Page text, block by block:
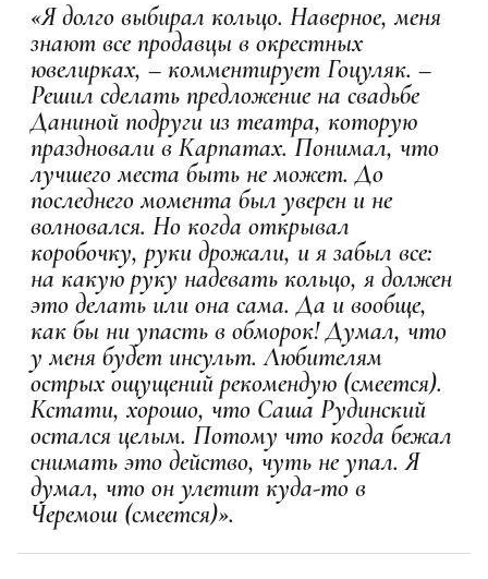
«Я долго выбирал кольцо. Наверное, меня
знают все продавцы в окрестных
ювелирках, – комментирует Гоцуляк. –
Решил сделать предложение на свадьбе
Даниной подруги из театра, которую
праздновали в Карпатах. Понимал, что
лучшего места быть не может. До
последнего момента был уверен и не
волновался. Но когда открывал
коробочку, руки дрожали, и я забыл все:
на какую руку надевать кольцо, я должен
это делать или она сама. Да и вообще,
как бы ни упасть в обморок! Думал, что
у меня будет инсульт. Любителям
острых ощущений рекомендую (смеется).
Кстати, хорошо, что Саша Рудинский
остался целым. Потому что когда бежал
снимать это действо, чуть не упал. Я
думал, что он улетит куда-то в
Черемош (смеется)».